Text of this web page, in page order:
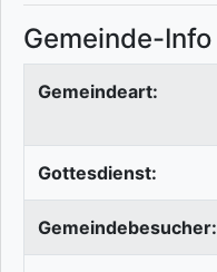
Gemeinde-Info
Gemeindeart:
Gottesdienst:
Gemeindebesucher: